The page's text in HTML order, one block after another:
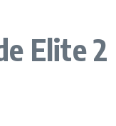
Elite 2